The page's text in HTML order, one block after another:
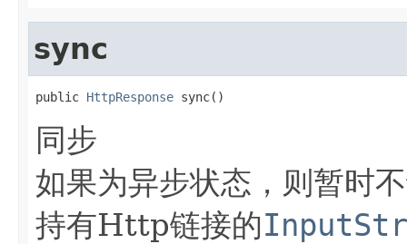
sync
public HttpResponse sync()
同步
如果为异步状态，则暂时
持有Http链接的